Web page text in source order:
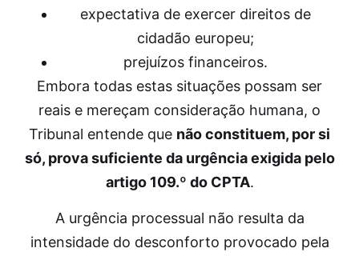
expectativa de exercer direitos de
cidadão europeu;
prejuízos financeiros.
Embora todas estas situações possam ser
reais e mereçam consideração humana, o
Tribunal entende que não constituem, por si
só, prova suficiente da urgência exigida pelo
artigo 109.º do CPTA.
A urgência processual não resulta da
intensidade do desconforto provocado pela